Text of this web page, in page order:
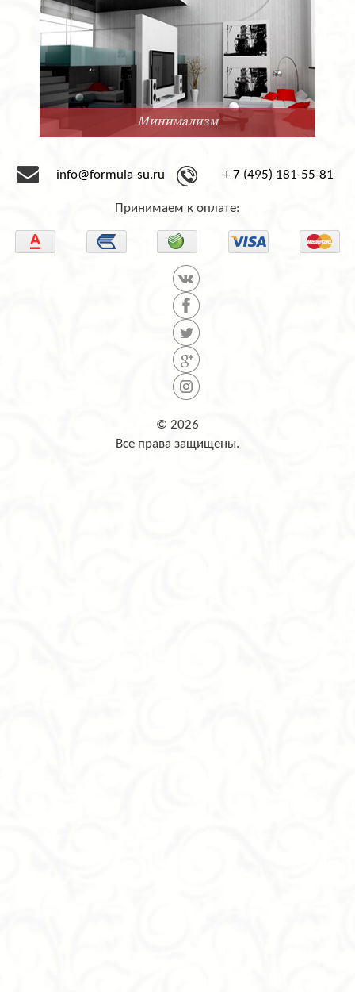
Минимализм
info@formula-su.ru + 7 (495) 181-55-81
Принимаем к оплате:
© 2026
Все права защищены.